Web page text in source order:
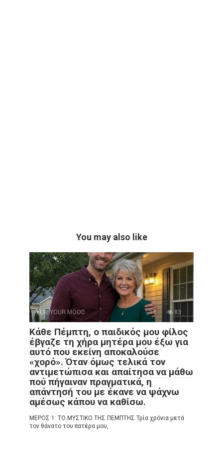
You may also like
FOR YOUR MOOD 0 83
Κάθε Πέμπτη, ο παιδικός μου φίλος
έβγαζε τη χήρα μητέρα μου έξω για
αυτό που εκείνη αποκαλούσε
«χορό». Όταν όμως τελικά τον
αντιμετώπισα και απαίτησα να μάθω
πού πήγαιναν πραγματικά, η
απάντησή του με έκανε να ψάχνω
αμέσως κάπου να καθίσω.
ΜΕΡΟΣ 1: ΤΟ ΜΥΣΤΙΚΟ ΤΗΣ ΠΕΜΠΤΗΣ Τρία χρόνια μετά
τον θάνατο του πατέρα μου,